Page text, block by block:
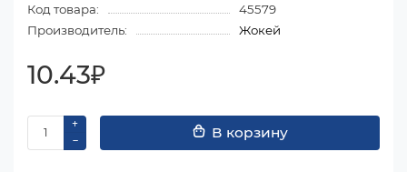
Код товара:
45579
Производитель:
Жокей
10.43₽
В корзину